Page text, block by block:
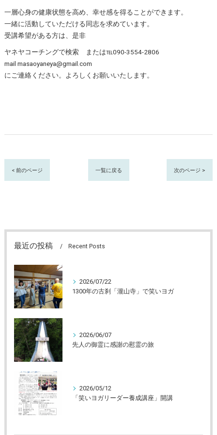
一層心身の健康状態を高め、幸せ感を得ることができます。
一緒に活動していただける同志を求めています。
受講希望がある方は、是非
ヤネヤコーチングで検索 または℡090-3554-2806
mail masaoyaneya@gmail.com
にご連絡ください。よろしくお願いいたします。
< 前のページ 一覧に戻る 次のページ >
最近の投稿 Recent Posts
2026/07/22
1300年の古刹「瀧山寺」で笑いヨガ
2026/06/07
先人の御霊に感謝の慰霊の旅
2026/05/12
「笑いヨガリーダー養成講座」開講